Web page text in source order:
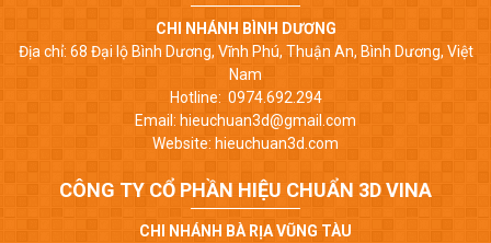
CHI NHÁNH BÌNH DƯƠNG
Địa chỉ: 68 Đại lộ Bình Dương, Vĩnh Phú, Thuận An, Bình Dương, Việt
Nam
Hotline: 0974.692.294
Email: hieuchuan3d@gmail.com
Website: hieuchuan3d.com
CÔNG TY CỔ PHẦN HIỆU CHUẨN 3D VINA
CHI NHÁNH BÀ RỊA VŨNG TÀU